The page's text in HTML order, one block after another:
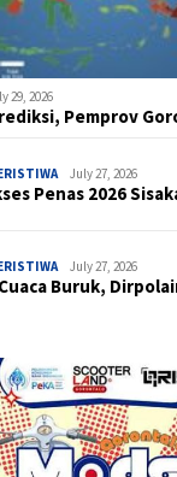
29, 2026
Pemprov
July 27, 2026
Penas 2026
July 27, 2026
Buruk,